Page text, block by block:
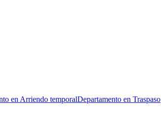
en Arriendo temporalDepartamento en Traspaso